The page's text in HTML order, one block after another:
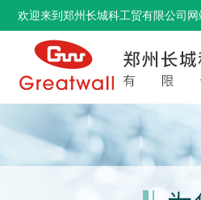
欢迎来到郑州长城科工贸有限公司网